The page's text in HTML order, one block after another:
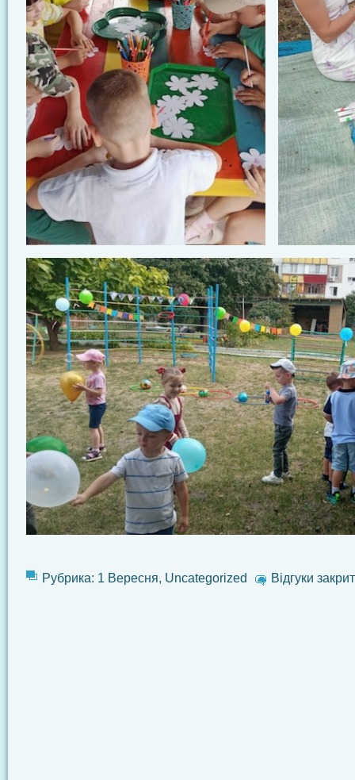
Рубрика: 1 Вересня, Uncategorized Відгуки